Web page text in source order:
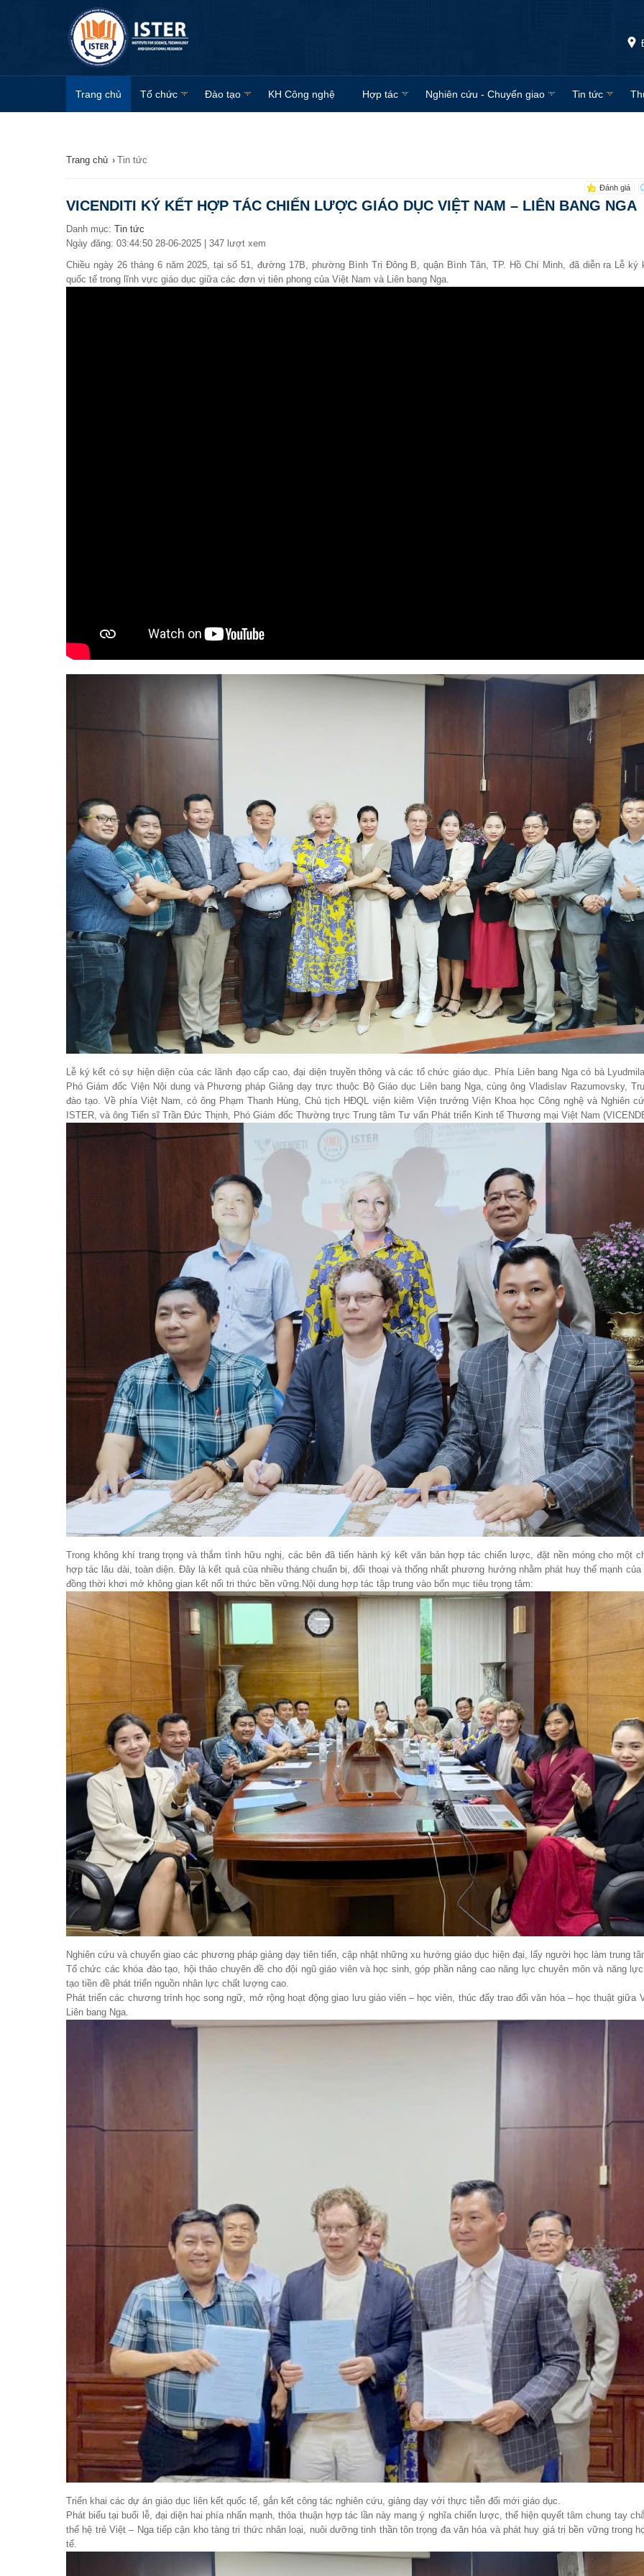
Trang chủ Tổ chức Đào tạo KH Công nghệ Hợp tác Nghiên cứu - Chuyển giao Tin tức
Trang chủ › Tin tức
VICENDITI KÝ KẾT HỢP TÁC CHIẾN LƯỢC GIÁO DỤC VIỆT NAM – LIÊN BANG NGA
Danh mục: Tin tức
Ngày đăng: 03:44:50 28-06-2025 | 347 lượt xem
Đánh giá
Chiều ngày 26 tháng 6 năm 2025, tại số 51, đường 17B, phường Bình Trị Đông B, quận Bình Tân, TP. Hồ Chí Minh, đã diễn ra Lễ ký
quốc tế trong lĩnh vực giáo dục giữa các đơn vị tiên phong của Việt Nam và Liên bang Nga.
Lễ ký kết có sự hiện diện của các lãnh đạo cấp cao, đại diện truyền thông và các tổ chức giáo dục. Phía Liên bang Nga có bà
Phó Giám đốc Viện Nội dung và Phương pháp Giảng dạy trực thuộc Bộ Giáo dục Liên bang Nga, cùng ông Vladislav Razumovsky,
đào tạo. Về phía Việt Nam, có ông Phạm Thanh Hùng, Chủ tịch HĐQL viện kiêm Viện trưởng Viện Khoa học Công nghệ và Nghiên
ISTER, và ông Tiến sĩ Trần Đức Thịnh, Phó Giám đốc Thường trực Trung tâm Tư vấn Phát triển Kinh tế Thương mại Việt Nam
Trong không khí trang trọng và thắm tình hữu nghị, các bên đã tiến hành ký kết văn bản hợp tác chiến lược, đặt nền móng cho một
hợp tác lâu dài, toàn diện. Đây là kết quả của nhiều tháng chuẩn bị, đối thoại và thống nhất phương hướng nhằm phát huy thế mạnh của
đồng thời khơi mở không gian kết nối tri thức bền vững.Nội dung hợp tác tập trung vào bốn mục tiêu trọng tâm:
Nghiên cứu và chuyển giao các phương pháp giảng dạy tiên tiến, cập nhật những xu hướng giáo dục hiện đại, lấy người học làm trung
Tổ chức các khóa đào tạo, hội thảo chuyên đề cho đội ngũ giáo viên và học sinh, góp phần nâng cao năng lực chuyên môn và năng lực
tạo tiền đề phát triển nguồn nhân lực chất lượng cao.
Phát triển các chương trình học song ngữ, mở rộng hoạt động giao lưu giáo viên – học viên, thúc đẩy trao đổi văn hóa – học thuật giữa
Liên bang Nga.
Triển khai các dự án giáo dục liên kết quốc tế, gắn kết công tác nghiên cứu, giảng dạy với thực tiễn đổi mới giáo dục.
Phát biểu tại buổi lễ, đại diện hai phía nhấn mạnh, thỏa thuận hợp tác lần này mang ý nghĩa chiến lược, thể hiện quyết tâm chung tay
thế hệ trẻ Việt – Nga tiếp cận kho tàng tri thức nhân loại, nuôi dưỡng tinh thần tôn trọng đa văn hóa và phát huy giá trị bền vững trong
tế.